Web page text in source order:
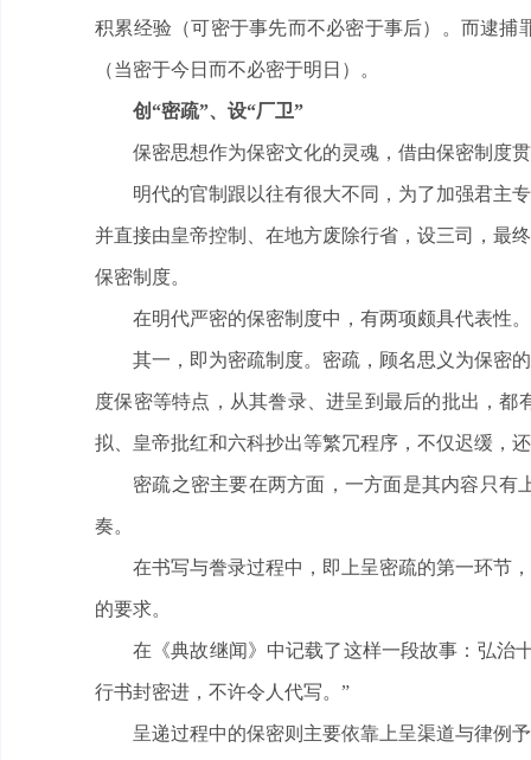
积累经验（可密于事先而不必密于事后）。而逮
（当密于今日而不必密于明日）。
创“密疏”、设“厂卫”
保密思想作为保密文化的灵魂，借由保密制度
明代的官制跟以往有很大不同，为了加强君主
并直接由皇帝控制、在地方废除行省，设三司，最
保密制度。
在明代严密的保密制度中，有两项颇具代表性。
其一，即为密疏制度。密疏，顾名思义为保密
度保密等特点，从其誊录、进呈到最后的批出，
拟、皇帝批红和六科抄出等繁冗程序，不仅迟缓，
密疏之密主要在两方面，一方面是其内容只
奏。
在书写与誊录过程中，即上呈密疏的第一环节
的要求。
在《典故继闻》中记载了这样一段故事：弘治
行书封密进，不许令人代写。”
呈递过程中的保密则主要依靠上呈渠道与律例